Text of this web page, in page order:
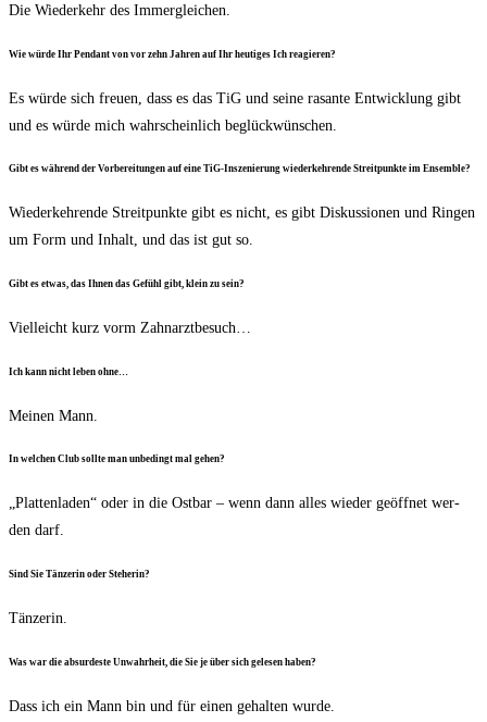
Die Wie­der­kehr des Immergleichen.
Wie wür­de Ihr Pen­dant von vor zehn Jah­ren auf Ihr heu­ti­ges Ich reagieren?
Es wür­de sich freu­en, dass es das TiG und sei­ne rasan­te Ent­wick­lung gibt
und es wür­de mich wahr­schein­lich beglückwünschen.
Gibt es wäh­rend der Vor­be­rei­tun­gen auf eine TiG-Insze­nie­rung wie­der­keh­ren­de Streit­punk­te im Ensemble?
Wie­der­keh­ren­de Streit­punk­te gibt es nicht, es gibt Dis­kus­sio­nen und Rin­gen
um Form und Inhalt, und das ist gut so.
Gibt es etwas, das Ihnen das Gefühl gibt, klein zu sein?
Viel­leicht kurz vorm Zahnarztbesuch…
Ich kann nicht leben ohne…
Mei­nen Mann.
In wel­chen Club soll­te man unbe­dingt mal gehen?
„Plat­ten­la­den“ oder in die Ost­bar – wenn dann alles wie­der geöff­net wer­
den darf.
Sind Sie Tän­ze­rin oder Steherin?
Tän­ze­rin.
Was war die absur­des­te Unwahr­heit, die Sie je über sich gele­sen haben?
Dass ich ein Mann bin und für einen gehal­ten wurde.